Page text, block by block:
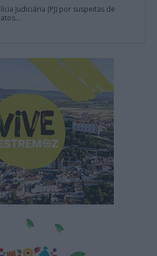
Judiciária (PJ) por suspeitas de